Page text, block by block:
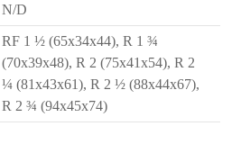
N/D
RF 1 ½ (65x34x44), R 1 ¾
(70x39x48), R 2 (75x41x54), R 2
¼ (81x43x61), R 2 ½ (88x44x67),
R 2 ¾ (94x45x74)